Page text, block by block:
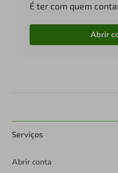
É ter com quem
Abrir
Serviços
Abrir conta